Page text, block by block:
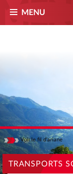
MENU
PETITE ENFANCE,
Voir
Masquer
le fil d'ariane
TRANSPORTS